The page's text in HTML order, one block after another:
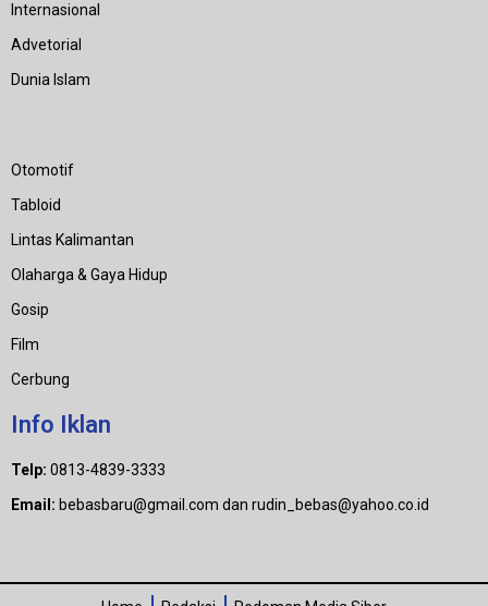
Internasional
Advetorial
Dunia Islam
Otomotif
Tabloid
Lintas Kalimantan
Olaharga & Gaya Hidup
Gosip
Film
Cerbung
Info Iklan
Telp: 0813-4839-3333
Email: bebasbaru@gmail.com dan rudin_bebas@yahoo.co.id